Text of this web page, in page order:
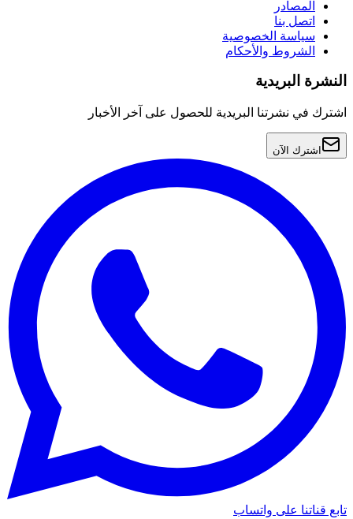
المصادر
اتصل بنا
سياسة الخصوصية
الشروط والأحكام
النشرة البريدية
اشترك في نشرتنا البريدية للحصول على آخر الأخبار
اشترك الآن
تابع قناتنا على واتساب